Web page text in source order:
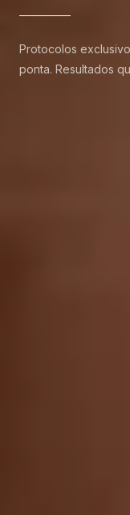
Protocolos
ponta. Resultados